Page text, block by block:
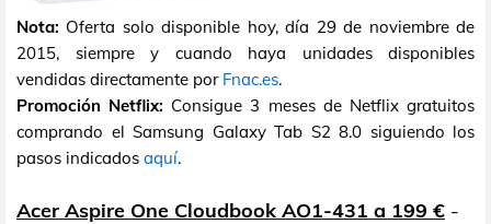
Nota: Oferta solo disponible hoy, día 29 de noviembre de
2015, siempre y cuando haya unidades disponibles
vendidas directamente por Fnac.es.
Promoción Netflix: Consigue 3 meses de Netflix gratuitos
comprando el Samsung Galaxy Tab S2 8.0 siguiendo los
pasos indicados aquí.
Acer Aspire One Cloudbook AO1-431 a 199 € -